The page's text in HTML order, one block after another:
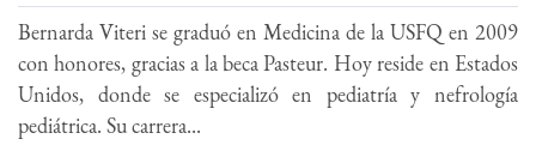
Bernarda Viteri se graduó en Medicina de la USFQ en 2009
con honores, gracias a la beca Pasteur. Hoy reside en Estados
Unidos, donde se especializó en pediatría y nefrología
pediátrica. Su carrera...